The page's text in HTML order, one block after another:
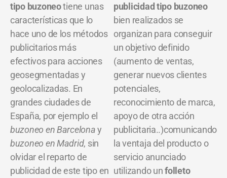
tipo buzoneotiene unas
características que lo
hace uno de los métodos
publicitarios más
efectivos para acciones
geosegmentadas y
geolocalizadas. En
grandes ciudades de
España, por ejemplo el
buzoneo en Barcelonay
buzoneo en Madrid, sin
olvidar el reparto de
publicidad de este tipo en
publicidad tipo buzoneo
bien realizados se
organizan para conseguir
un objetivo definido
(aumento de ventas,
generar nuevos clientes
potenciales,
reconocimiento de marca,
apoyo de otra acción
publicitaria..)comunicando
la ventaja del producto o
servicio anunciado
utilizando unfolleto